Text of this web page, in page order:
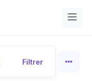
Filtrer